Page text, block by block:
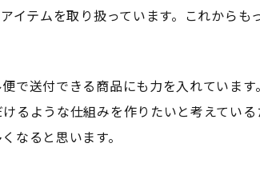
イテムを取り扱っています。これからも
で送付できる商品にも力を入れています
るような仕組みを作りたいと考えている
なると思います。